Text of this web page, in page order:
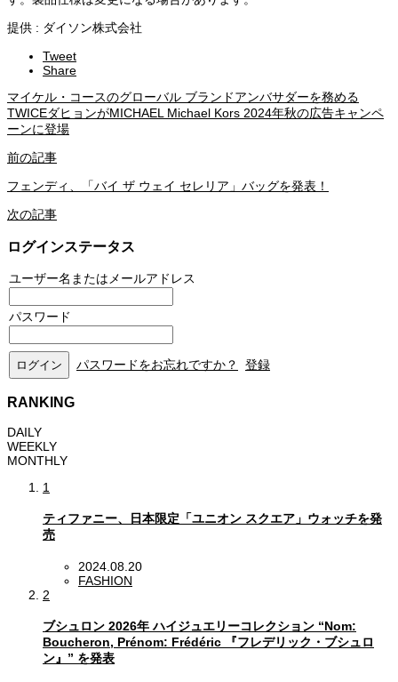
提供 : ダイソン株式会社
Tweet
Share
マイケル・コースのグローバル ブランドアンバサダーを務める
TWICEダヒョンがMICHAEL Michael Kors 2024年秋の広告キャンペ
ーンに登場
前の記事
フェンディ、「バイ ザ ウェイ セレリア」バッグを発表！
次の記事
ログインステータス
ユーザー名またはメールアドレス
パスワード
パスワードをお忘れですか？ 登録
RANKING
DAILY
WEEKLY
MONTHLY
1
ティファニー、日本限定「ユニオン スクエア」ウォッチを発
売
2024.08.20
FASHION
2
ブシュロン 2026年 ハイジュエリーコレクション “Nom:
Boucheron, Prénom: Frédéric 『フレデリック・ブシュロ
ン』” を発表